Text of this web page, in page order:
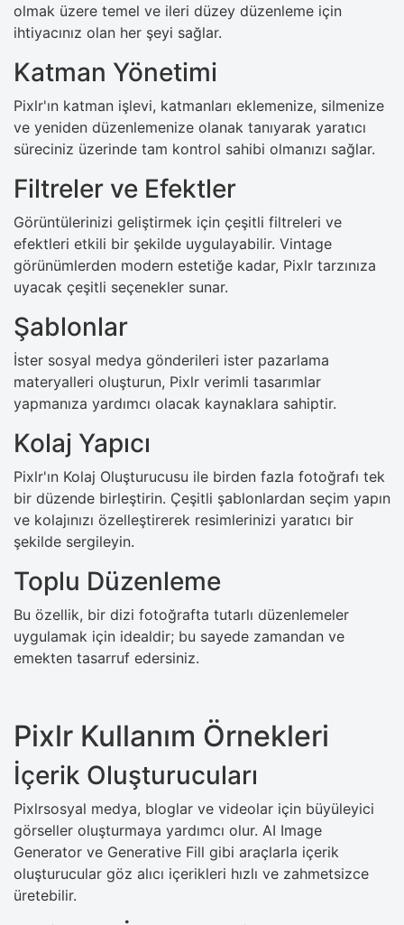
olmak üzere temel ve ileri düzey düzenleme için
ihtiyacınız olan her şeyi sağlar.
Katman Yönetimi
Pixlr'ın katman işlevi, katmanları eklemenize, silmenize
ve yeniden düzenlemenize olanak tanıyarak yaratıcı
süreciniz üzerinde tam kontrol sahibi olmanızı sağlar.
Filtreler ve Efektler
Görüntülerinizi geliştirmek için çeşitli filtreleri ve
efektleri etkili bir şekilde uygulayabilir. Vintage
görünümlerden modern estetiğe kadar, Pixlr tarzınıza
uyacak çeşitli seçenekler sunar.
Şablonlar
İster sosyal medya gönderileri ister pazarlama
materyalleri oluşturun, Pixlr verimli tasarımlar
yapmanıza yardımcı olacak kaynaklara sahiptir.
Kolaj Yapıcı
Pixlr'ın Kolaj Oluşturucusu ile birden fazla fotoğrafı tek
bir düzende birleştirin. Çeşitli şablonlardan seçim yapın
ve kolajınızı özelleştirerek resimlerinizi yaratıcı bir
şekilde sergileyin.
Toplu Düzenleme
Bu özellik, bir dizi fotoğrafta tutarlı düzenlemeler
uygulamak için idealdir; bu sayede zamandan ve
emekten tasarruf edersiniz.
Pixlr Kullanım Örnekleri
İçerik Oluşturucuları
Pixlrsosyal medya, bloglar ve videolar için büyüleyici
görseller oluşturmaya yardımcı olur. AI Image
Generator ve Generative Fill gibi araçlarla içerik
oluşturucular göz alıcı içerikleri hızlı ve zahmetsizce
üretebilir.